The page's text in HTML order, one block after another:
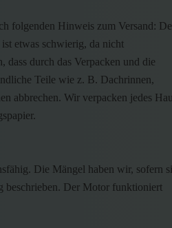
folgenden Hinweis zum Versand:
etwas schwierig, da nicht
dass durch das Verpacken und die
Teile wie z. B. Dachrinnen,
abbrechen. Wir verpacken jedes
Die Mängel haben wir, sofern
beschrieben. Der Motor funktioniert